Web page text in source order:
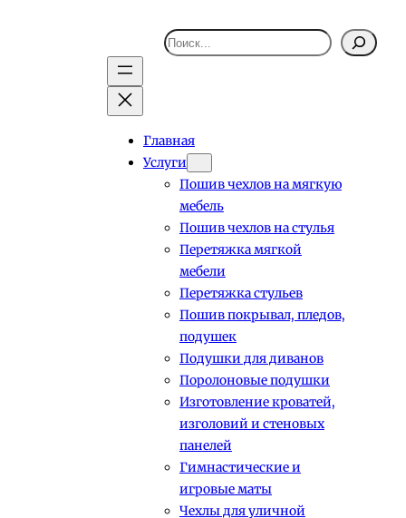
Поиск
Главная
Услуги
Пошив чехлов на мягкую
мебель
Пошив чехлов на стулья
Перетяжка мягкой
мебели
Перетяжка стульев
Пошив покрывал, пледов,
подушек
Подушки для диванов
Поролоновые подушки
Изготовление кроватей,
изголовий и стеновых
панелей
Гимнастические и
игровые маты
Чехлы для уличной